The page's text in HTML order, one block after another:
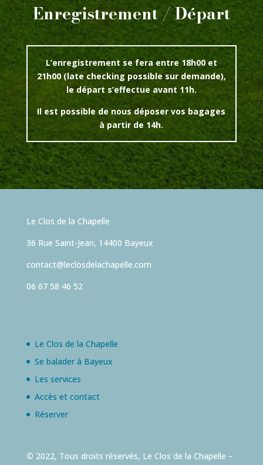
Enregistrement / Départ
L’enregistrement se fera entre 18h00 et
21h00 (late checking possible sur demande),
le départ s’effectue avant 11h.
Il est possible de nous déposer vos bagages
à partir de 14h.
Le Clos de la Chapelle
36 Rue Saint-Jean, 14400 Bayeux
contact@leclosdelachapelle.com
06 67 58 46 52
Le Clos de la Chapelle
Se balader à Bayeux
Les services
Accès et contact
Réserver
© 2022, Tous droits réservés, Le Clos de la Chapelle –